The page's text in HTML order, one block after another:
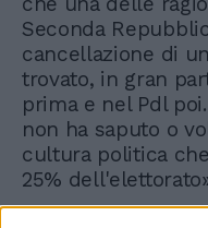
Seconda
cancellazione di
trovato, in gran
prima e nel Pdl
non ha saputo o
cultura politica
25%